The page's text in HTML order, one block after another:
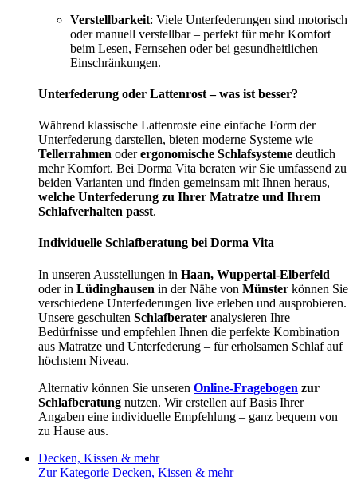
Verstellbarkeit: Viele Unterfederungen sind motorisch
oder manuell verstellbar – perfekt für mehr Komfort
beim Lesen, Fernsehen oder bei gesundheitlichen
Einschränkungen.
Unterfederung oder Lattenrost – was ist besser?
Während klassische Lattenroste eine einfache Form der
Unterfederung darstellen, bieten moderne Systeme wie
Tellerrahmen oderergonomische Schlafsysteme deutlich
mehr Komfort. Bei Dorma Vita beraten wir Sie umfassend zu
beiden Varianten und finden gemeinsam mit Ihnen heraus,
welche Unterfederung zu Ihrer Matratze und Ihrem
Schlafverhalten passt.
Individuelle Schlafberatung bei Dorma Vita
In unseren Ausstellungen in Haan, Wuppertal-Elberfeld
oder in Lüdinghausen in der Nähe von Münster können Sie
verschiedene Unterfederungen live erleben und ausprobieren.
Unsere geschulten Schlafberater analysieren Ihre
Bedürfnisse und empfehlen Ihnen die perfekte Kombination
aus Matratze und Unterfederung – für erholsamen Schlaf auf
höchstem Niveau.
Alternativ können Sie unseren Online-Fragebogen zur
Schlafberatung nutzen. Wir erstellen auf Basis Ihrer
Angaben eine individuelle Empfehlung – ganz bequem von
zu Hause aus.
Decken, Kissen & mehr
Zur Kategorie Decken, Kissen & mehr